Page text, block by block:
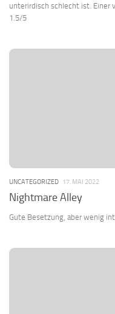
unterirdisch schlecht ist. Einer
1.5/5
UNCATEGORIZED 17. MAI 2022
Nightmare Alley
Gute Besetzung, aber wenig